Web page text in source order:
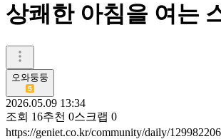
상쾌한 아침을 여는
오와둥둥
2026.05.09 13:34
조회 16추천 0스크랩 0
https://geniet.co.kr/community/daily/129982206